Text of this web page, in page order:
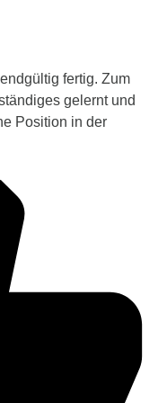
fertig. Zum
gelernt und
Position in der